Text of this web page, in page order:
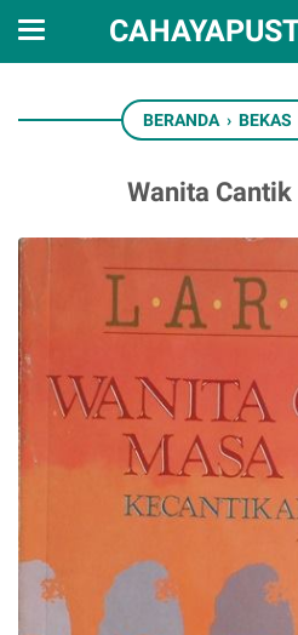
BERANDA › BEKAS
Wanita